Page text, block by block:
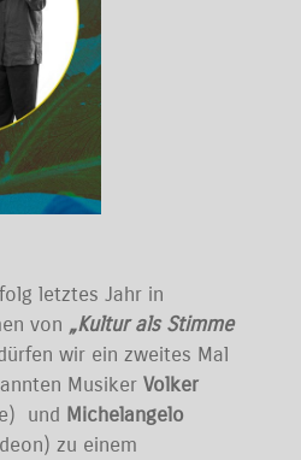
letztes Jahr in
von „Kultur als Stimme
wir ein zweites Mal
Musiker Volker
und Michelangelo
zu einem